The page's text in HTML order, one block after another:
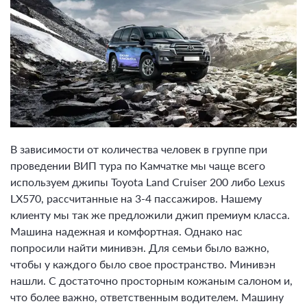
В зависимости от количества человек в группе при
проведении ВИП тура по Камчатке мы чаще всего
используем джипы Toyota Land Cruiser 200 либо Lexus
LX570, рассчитанные на 3-4 пассажиров. Нашему
клиенту мы так же предложили джип премиум класса.
Машина надежная и комфортная. Однако нас
попросили найти минивэн. Для семьи было важно,
чтобы у каждого было свое пространство. Минивэн
нашли. С достаточно просторным кожаным салоном и,
что более важно, ответственным водителем. Машину